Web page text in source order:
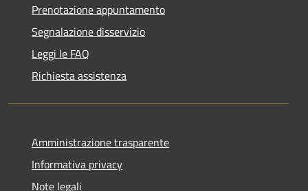
Prenotazione appuntamento
Segnalazione disservizio
Leggi le FAQ
Richiesta assistenza
Amministrazione trasparente
Informativa privacy
Note legali